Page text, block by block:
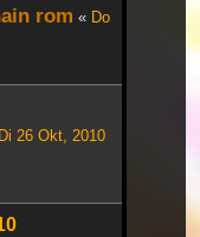
rom « Do
Di 26 Okt, 2010